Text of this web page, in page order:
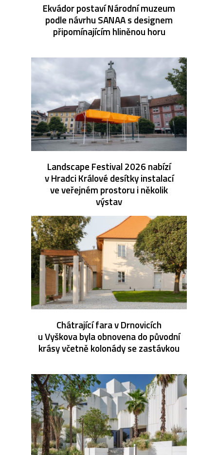
Ekvádor postaví Národní muzeum
podle návrhu SANAA s designem
připomínajícím hliněnou horu
Landscape Festival 2026 nabízí
v Hradci Králové desítky instalací
ve veřejném prostoru i několik
výstav
Chátrající fara v Drnovicích
u Vyškova byla obnovena do původní
krásy včetně kolonády se zastávkou